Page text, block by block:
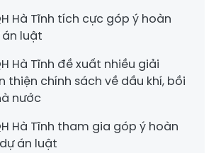
Hà Tĩnh tích cực góp ý hoàn
luật
Hà Tĩnh đề xuất nhiều giải
thiện chính sách về dầu khí, bồi
nước
Hà Tĩnh tham gia góp ý hoàn
án luật